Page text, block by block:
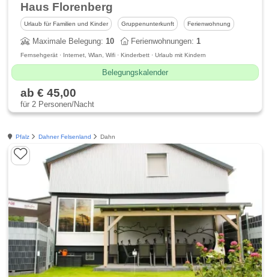
Haus Florenberg
Urlaub für Familien und Kinder Gruppenunterkunft Ferienwohnung
Maximale Belegung:10 Ferienwohnungen:1
Fernsehgerät · Internet, Wlan, Wifi · Kinderbett · Urlaub mit Kindern
Belegungskalender
ab € 45,00
für 2 Personen/Nacht
Pfalz Dahner Felsenland Dahn